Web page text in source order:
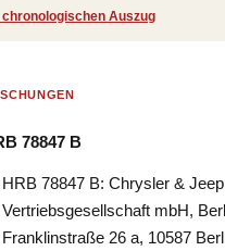
chronologischen Auszug
78847 B
HRB 78847 B: Chrysler & Jeep
Vertriebsgesellschaft mbH,
Franklinstraße 26 a, 10587